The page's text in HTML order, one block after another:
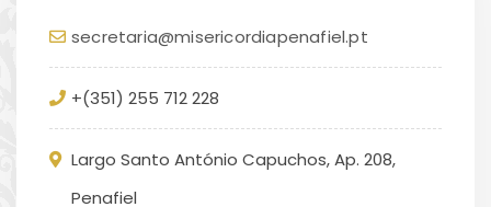
secretaria@misericordiapenafiel.pt
+(351) 255 712 228
Largo Santo António Capuchos, Ap. 208,
Penafiel